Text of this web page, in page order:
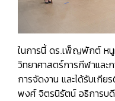
ในการนี้ ดร.เพ็ญพักต์ หนู
วิทยาศาสตร์การกีฬาและ
การจัดงาน และได้รับเกี
พงศ์ จิตรนิรัตน์ อธิการบ